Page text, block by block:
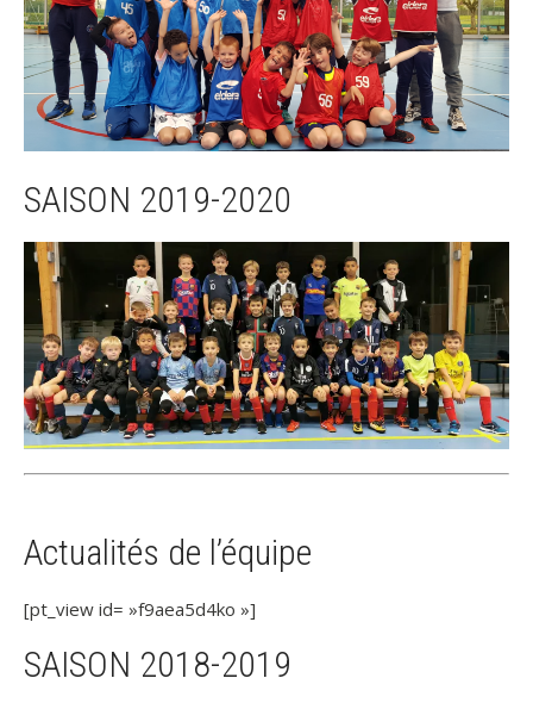
SAISON 2019-2020
Actualités de l’équipe
[pt_view id= »f9aea5d4ko »]
SAISON 2018-2019